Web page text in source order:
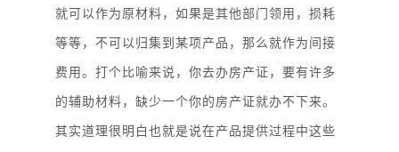
就可以作为原材料，如果是其他部门领用，损耗
等等，不可以归集到某项产品，那么就作为间接
费用。打个比喻来说，你去办房产证，要有许多
的辅助材料，缺少一个你的房产证就办不下来。
其实道理很明白也就是说在产品提供过程中这些